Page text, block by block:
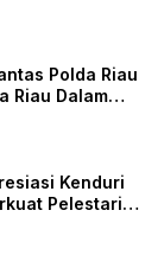
Polda Riau
Riau Dalam
Kenduri
Pelestarian